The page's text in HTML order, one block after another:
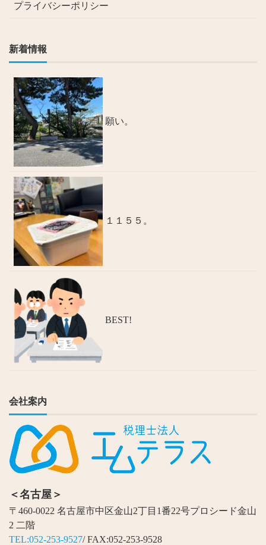
プライバシーポリシー
新着情報
願い。
１１５５。
BEST!
会社案内
＜名古屋＞
〒460-0022 名古屋市中区金山2丁目1番22号プロシード金山
2 二階
TEL:052-253-9527/ FAX:052-253-9528